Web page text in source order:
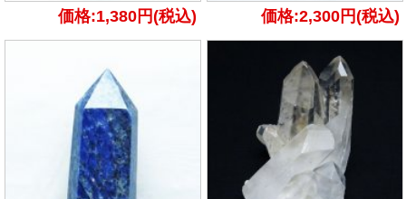
価格:1,380円(税込) 価格:2,300円(税込)